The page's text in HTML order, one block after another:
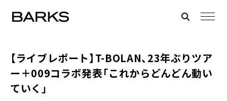
【ライブレポート】 T-BOLAN、23年ぶりツア
ー＋009コラボ発表「これからどんどん動い
ていく」